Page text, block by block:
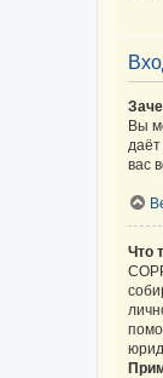
Вы
вас
Что